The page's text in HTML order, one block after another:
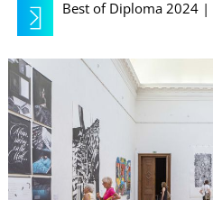
Best of Diploma 2024